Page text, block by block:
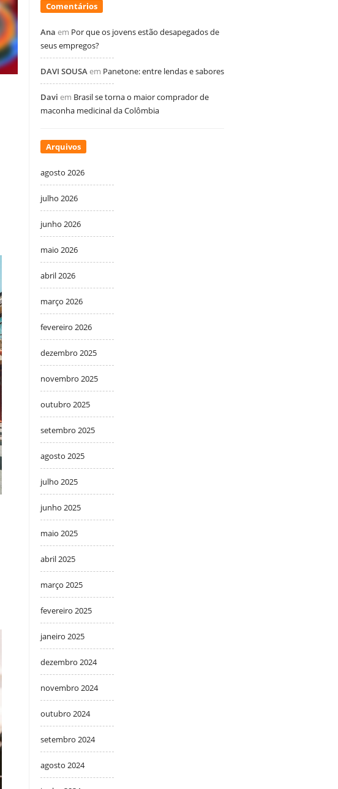
Comentários
Ana em Por que os jovens estão desapegados de
seus empregos?
DAVI SOUSAem Panetone: entre lendas e sabores
Davi em Brasil se torna o maior comprador de
maconha medicinal da Colômbia
Arquivos
agosto 2026
julho 2026
junho 2026
maio 2026
abril 2026
março 2026
fevereiro 2026
dezembro 2025
novembro 2025
outubro 2025
setembro 2025
agosto 2025
julho 2025
junho 2025
maio 2025
abril 2025
março 2025
fevereiro 2025
janeiro 2025
dezembro 2024
novembro 2024
outubro 2024
setembro 2024
agosto 2024